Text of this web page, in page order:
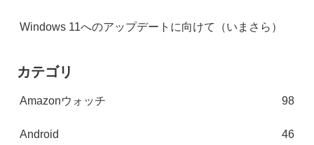
Windows 11へのアップデートに向けて（いまさら）
カテゴリ
Amazonウォッチ 98
Android 46